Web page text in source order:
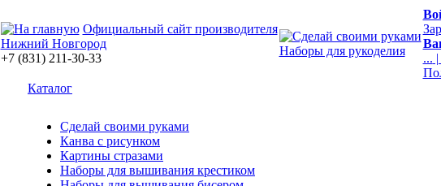
Официальный сайт производителя
Нижний Новгород
+7 (831) 211-30-33
Наборы для рукоделия
... |
Каталог
Сделай своими руками
Канва с рисунком
Картины стразами
Наборы для вышивания крестиком